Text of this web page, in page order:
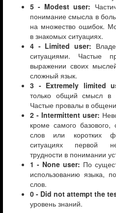
5 - Modest user:
понимание смысла в
на множество ошибок.
в знакомых ситуациях.
4 - Limited user:
ситуациями. Частые
выражении своих
сложный язык.
3 - Extremely limited
только общий смысл в
Частые провалы в
2 - Intermittent user:
кроме самого базового,
слов или коротких
ситуациях первой
трудности в понимании
1 - None user: По
использованию языка,
слов.
0 - Did not attempt the
уровень знаний.